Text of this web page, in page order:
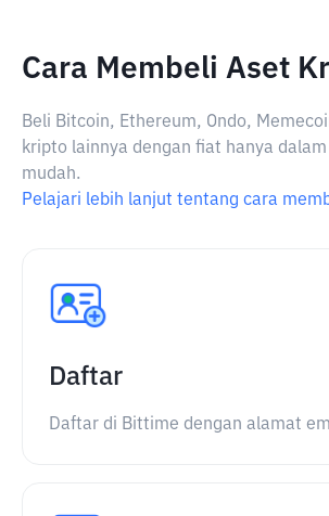
Cara Membeli Aset
Beli Bitcoin, Ethereum, Ondo,
kripto lainnya dengan fiat hanya
mudah.
Pelajari lebih lanjut tentang cara
Daftar
Daftar di Bittime dengan alamat